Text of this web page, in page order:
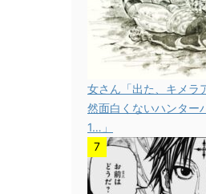
女さん「出た、キメラ
然面白くないハンター
1…」